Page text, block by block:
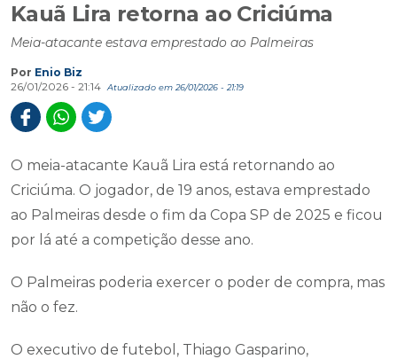
Kauã Lira retorna ao Criciúma
Meia-atacante estava emprestado ao Palmeiras
Por Enio Biz
26/01/2026 - 21:14
Atualizado em 26/01/2026 - 21:19
O meia-atacante Kauã Lira está retornando ao
Criciúma. O jogador, de 19 anos, estava emprestado
ao Palmeiras desde o fim da Copa SP de 2025 e ficou
por lá até a competição desse ano.
O Palmeiras poderia exercer o poder de compra, mas
não o fez.
O executivo de futebol, Thiago Gasparino,